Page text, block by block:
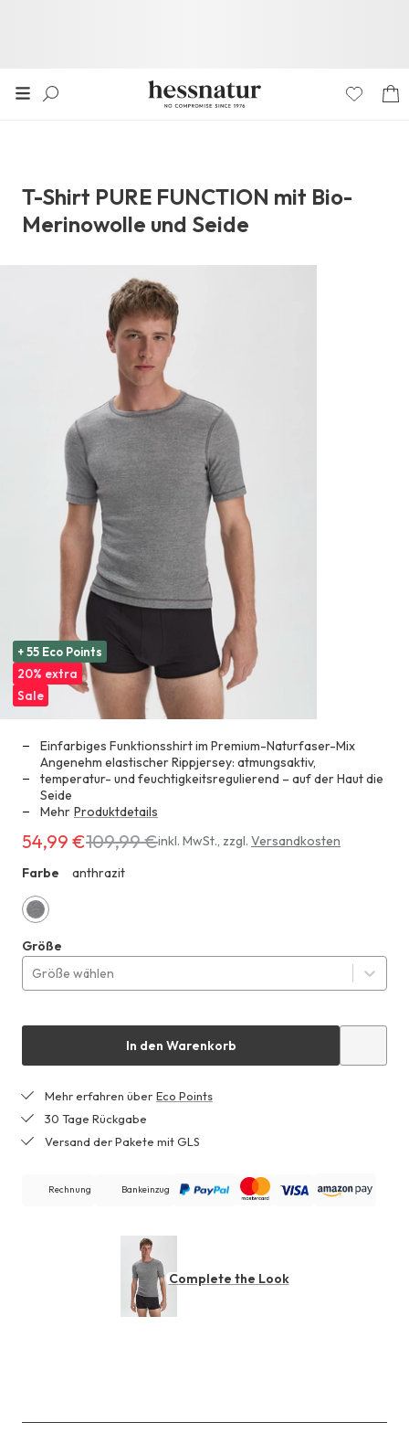
+ 55 Eco Points
20% extra
Sale
T-Shirt PURE FUNCTION mit Bio-
Merinowolle und Seide
Einfarbiges Funktionsshirt im Premium-Naturfaser-Mix
Angenehm elastischer Rippjersey: atmungsaktiv,
temperatur- und feuchtigkeitsregulierend – auf der Haut die
Seide
Mehr Produktdetails
Erhältlich
54,99 €
anstatt
109,99 €
54,99 €109,99 €inkl. MwSt., zzgl. Versandkosten
Farbe
anthrazit
Größe
Größe wählen
In den Warenkorb
Mehr erfahren über Eco Points
30 Tage Rückgabe
Versand der Pakete mit GLS
Rechnung Bankeinzug
Complete the Look